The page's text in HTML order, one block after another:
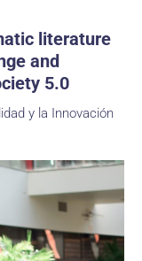
literature
and
5.0
y la Innovación